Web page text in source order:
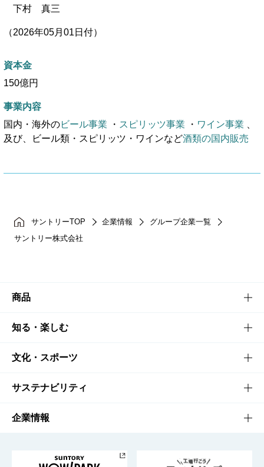
サントリーTOP 企業情報
グループ企業一覧
サントリー株式会社
下村 真三
（2026年05月01日付）
資本金
150億円
事業内容
国内・海外のビール事業 ・ スピリッツ事業 ・ ワイン事業 、
及び、ビール類・スピリッツ・ワインなど酒類の国内販売
商品
商品TOP
商品一覧
商品発売情報
栄養成分一覧
知る・楽しむ
知る・楽しむTOP
キャンペーン
工場見学
文化・スポーツ
文化・スポーツTOP
サントリーホール
サステナビリティ
サステナビリティTOP
企業情報